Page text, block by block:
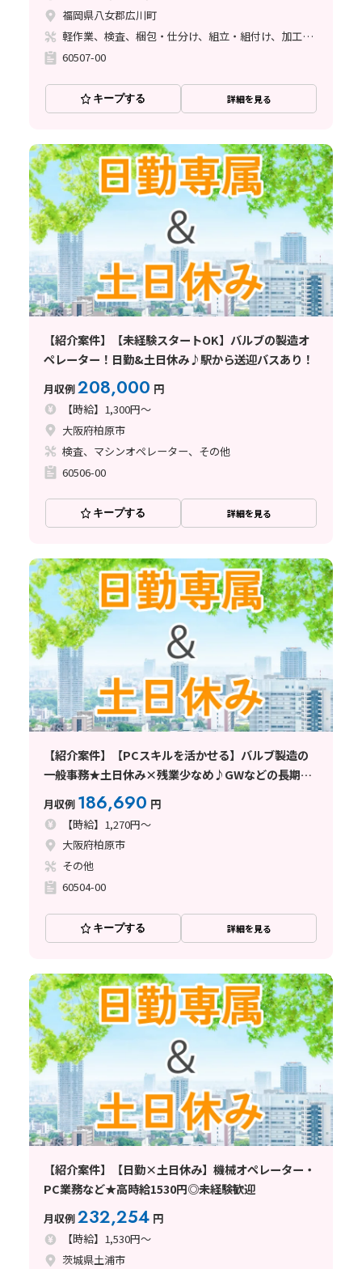
福岡県八女郡広川町
軽作業、検査、梱包・仕分け、組立・組付け、加工、クリーンルーム、立ち作業
60507-00
キープする 詳細を見る
【紹介案件】【未経験スタートOK】バルブの製造オ
ペレーター！日勤&土日休み♪駅から送迎バスあり！
月収例208,000 円
【時給】1,300円～
大阪府柏原市
検査、マシンオペレーター、その他
60506-00
キープする 詳細を見る
【紹介案件】【PCスキルを活かせる】バルブ製造の
一般事務★土日休み×残業少なめ♪GWなどの長期休
暇あり◎
月収例 186,690 円
【時給】1,270円～
大阪府柏原市
その他
60504-00
キープする 詳細を見る
【紹介案件】【日勤×土日休み】機械オペレーター・
PC業務など★高時給1530円◎未経験歓迎
月収例232,254 円
【時給】1,530円～
茨城県土浦市